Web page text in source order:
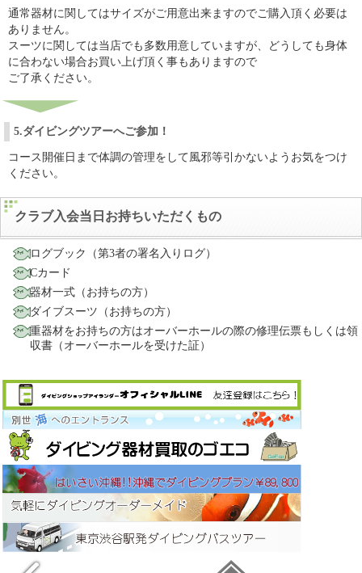
通常器材に関してはサイズがご用意出来ますのでご購入頂く必要は
ありません。
スーツに関しては当店でも多数用意していますが、どうしても身体
に合わない場合お買い上げ頂く事もありますので
ご了承ください。
5.ダイビングツアーへご参加！
コース開催日まで体調の管理をして風邪等引かないようお気をつけ
ください。
クラブ入会当日お持ちいただくもの
ログブック（第3者の署名入りログ）
Cカード
器材一式（お持ちの方）
ダイブスーツ（お持ちの方）
重器材をお持ちの方はオーバーホールの際の修理伝票もしくは領
収書（オーバーホールを受けた証）